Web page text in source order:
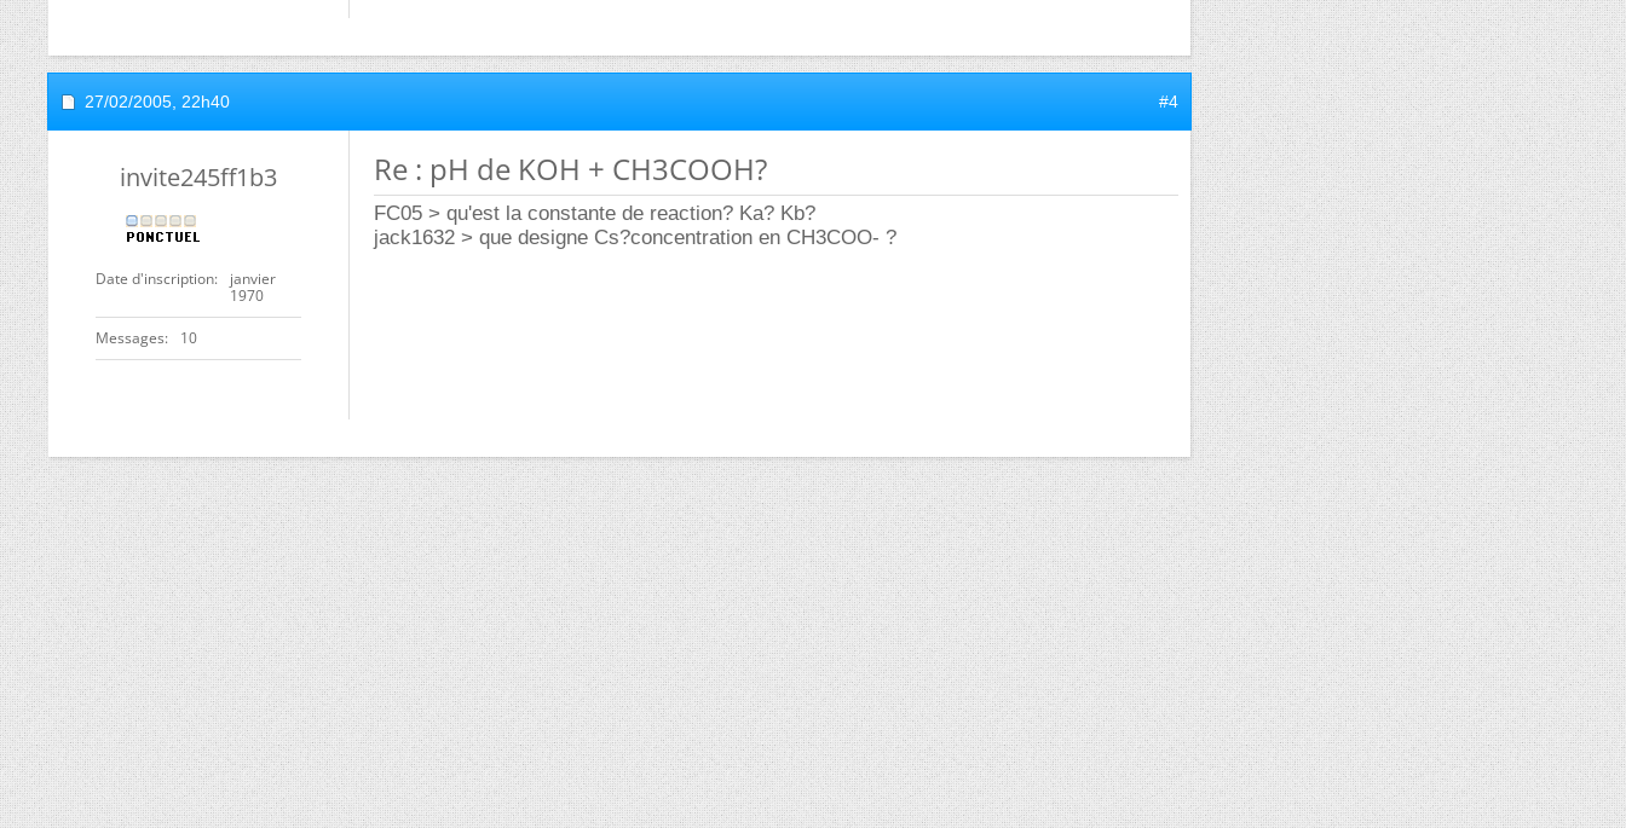
27/02/2005, 22h40 #4
invite245ff1b3
Date d'inscription
janvier
1970
Messages 10
Re : pH de KOH + CH3COOH?
FC05 > qu'est la constante de reaction? Ka? Kb?
jack1632 > que designe Cs?concentration en CH3COO- ?